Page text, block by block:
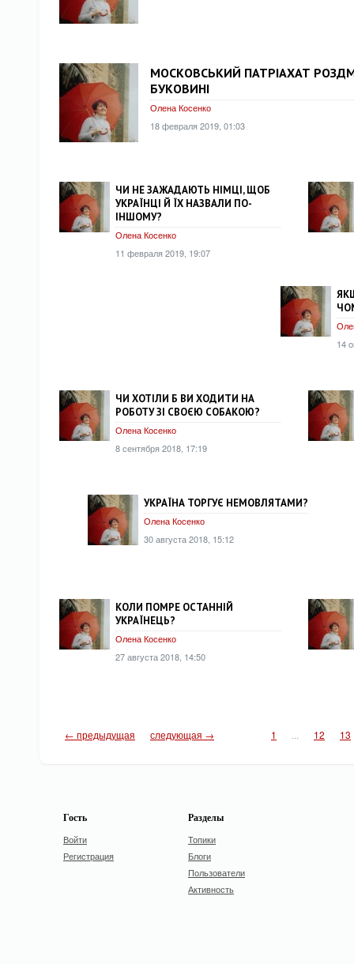
МОСКОВСЬКИЙ ПАТРІАХАТ
БУКОВИНІ
Олена Косенко
18 февраля 2019, 01:03
ЧИ НЕ ЗАЖАДАЮТЬ НІМЦІ, ЩОБ
УКРАЇНЦІ Й ЇХ НАЗВАЛИ ПО-
ІНШОМУ?
Олена Косенко
11 февраля 2019, 19:07
14
ЧИ ХОТІЛИ Б ВИ ХОДИТИ НА
РОБОТУ ЗІ СВОЄЮ СОБАКОЮ?
Олена Косенко
8 сентября 2018, 17:19
УКРАЇНА ТОРГУЄ НЕМОВЛЯТАМИ?
Олена Косенко
30 августа 2018, 15:12
КОЛИ ПОМРЕ ОСТАННІЙ
УКРАЇНЕЦЬ?
Олена Косенко
27 августа 2018, 14:50
← предыдущая следующая → 1 12 13
Гость
Войти
Регистрация
Разделы
Топики
Блоги
Пользователи
Активность